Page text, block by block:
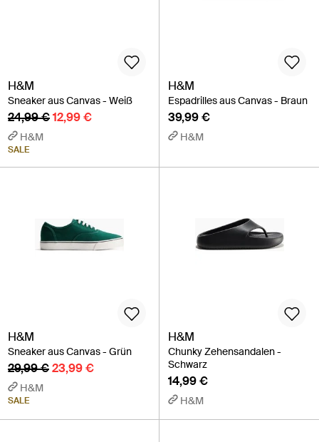
H&M
Sneaker aus Canvas - Weiß
24,99 €12,99 €
H&M
SALE
H&M
Espadrilles aus Canvas - Braun
39,99 €
H&M
H&M
Sneaker aus Canvas - Grün
29,99 €23,99 €
H&M
SALE
H&M
Chunky Zehensandalen -
Schwarz
14,99 €
H&M